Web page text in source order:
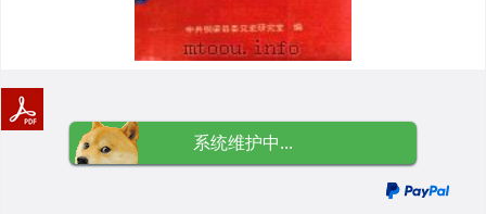
系统维护中...